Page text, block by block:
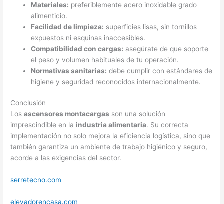
Materiales: preferiblemente acero inoxidable grado
alimenticio.
Facilidad de limpieza: superficies lisas, sin tornillos
expuestos ni esquinas inaccesibles.
Compatibilidad con cargas: asegúrate de que soporte
el peso y volumen habituales de tu operación.
Normativas sanitarias: debe cumplir con estándares de
higiene y seguridad reconocidos internacionalmente.
Conclusión
Losascensores montacargas son una solución
imprescindible en la industria alimentaria. Su correcta
implementación no solo mejora la eficiencia logística, sino que
también garantiza un ambiente de trabajo higiénico y seguro,
acorde a las exigencias del sector.
serretecno.com
elevadorencasa.com